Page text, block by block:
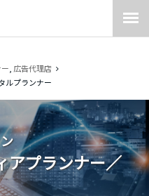
広告代理店
ルプランナー
アプランナー／